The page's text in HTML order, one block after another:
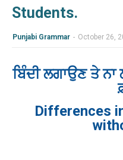
Students.
Punjabi Grammar - October 26,
ਬਿੰਦੀ ਲਗਾਉਣ ਤੇ
Differences